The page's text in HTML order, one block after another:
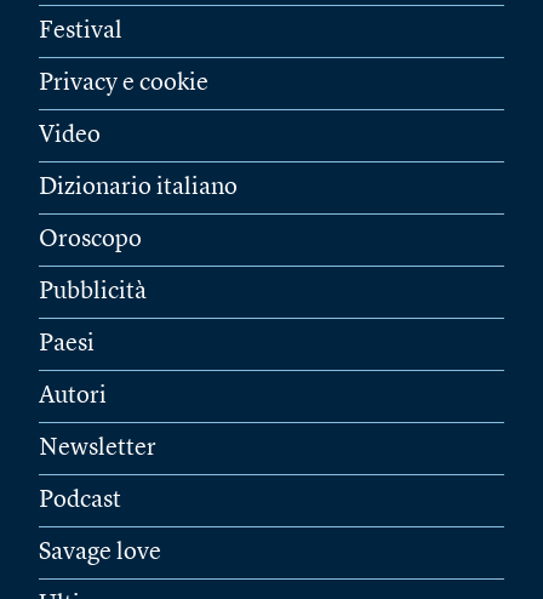
Festival
Privacy e cookie
Video
Dizionario italiano
Oroscopo
Pubblicità
Paesi
Autori
Newsletter
Podcast
Savage love